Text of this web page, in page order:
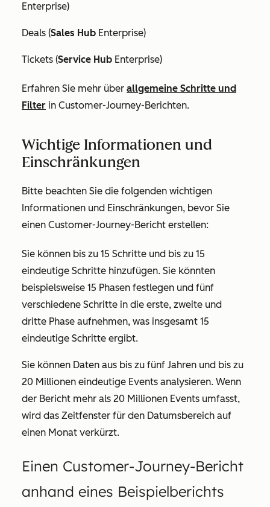
Enterprise)
Deals (Sales Hub Enterprise)
Tickets (Service Hub Enterprise)
Erfahren Sie mehr über allgemeine Schritte und
Filter in Customer-Journey-Berichten.
Wichtige Informationen und
Einschränkungen
Bitte beachten Sie die folgenden wichtigen
Informationen und Einschränkungen, bevor Sie
einen Customer-Journey-Bericht erstellen:
Sie können bis zu 15 Schritte und bis zu 15
eindeutige Schritte hinzufügen. Sie könnten
beispielsweise 15 Phasen festlegen und fünf
verschiedene Schritte in die erste, zweite und
dritte Phase aufnehmen, was insgesamt 15
eindeutige Schritte ergibt.
Sie können Daten aus bis zu fünf Jahren und bis zu
20 Millionen eindeutige Events analysieren. Wenn
der Bericht mehr als 20 Millionen Events umfasst,
wird das Zeitfenster für den Datumsbereich auf
einen Monat verkürzt.
Einen Customer-Journey-Bericht
anhand eines Beispielberichts